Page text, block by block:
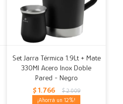
Set Jarra Térmica 1.9Lt + Mate
330Ml Acero Inox Doble
Pared - Negro
$ 1.766 $ 2.009
12